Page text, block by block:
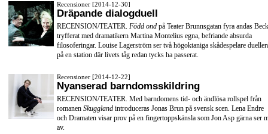
Recensioner [2014-12-30]
Dräpande dialogduell
RECENSION/TEATER. Född ond på Teater Brunnsgatan fyra andas
tryfferat med dramatikern Martina Montelius egna, befriande absurda
filosoferingar. Louise Lagerström ser två högoktaniga skådespelare
på en station där livets tåg redan tycks ha passerat.
Recensioner [2014-12-22]
Nyanserad barndomsskildring
RECENSION/TEATER. Med barndomens tid- och ändlösa rollspel från
romanen Skuggland introduceras Jonas Brun på svensk scen. Lena Endre
och Dramaten visar prov på en fingertoppskänsla som Jon Asp gärna ser
av.